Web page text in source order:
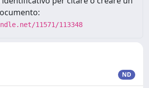
11571/113348
ND